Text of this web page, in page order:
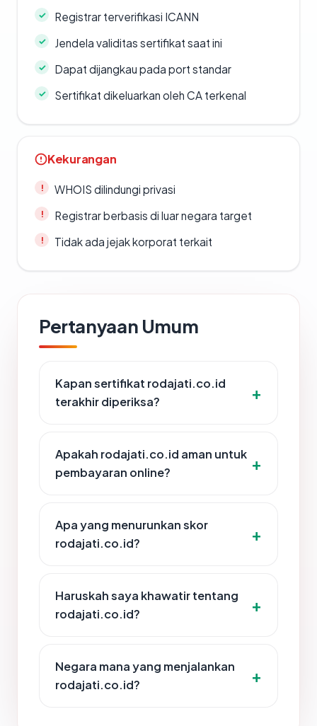
Registrar terverifikasi ICANN
Jendela validitas sertifikat saat ini
Dapat dijangkau pada port standar
Sertifikat dikeluarkan oleh CA terkenal
Kekurangan
WHOIS dilindungi privasi
Registrar berbasis di luar negara target
Tidak ada jejak korporat terkait
Pertanyaan Umum
Kapan sertifikat rodajati.co.id
terakhir diperiksa?
Apakah rodajati.co.id aman untuk
pembayaran online?
Apa yang menurunkan skor
rodajati.co.id?
Haruskah saya khawatir tentang
rodajati.co.id?
Negara mana yang menjalankan
rodajati.co.id?